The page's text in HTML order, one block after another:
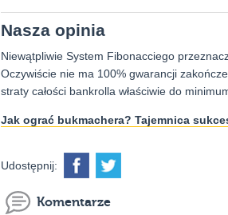
Nasza opinia
Niewątpliwie System Fibonacciego
Oczywiście nie ma 100% gwarancji
straty całości bankrolla właściwie do
Jak ograć bukmachera? Tajemnica
Udostępnij:
Komentarze